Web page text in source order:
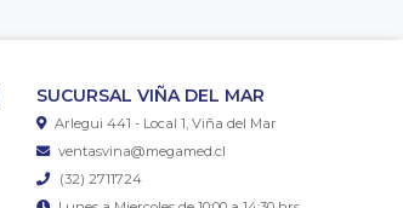
SUCURSAL VIÑA DEL MAR
Arlegui 441 - Local 1, Viña del Mar
ventasvina@megamed.cl
(32) 2711724